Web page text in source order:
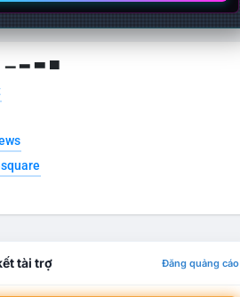
▁ ▂ ▃ ▄
tài trợ Đăng quảng cáo